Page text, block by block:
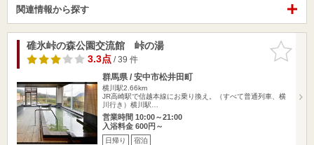
関連情報から探す
お気に入
りに追加
碓氷峠の森公園交流館 峠の湯
3.3点/ 39 件
群馬県 / 安中市松井田町
横川駅2.66km
JR高崎駅で信越本線にお乗り換え。（すべて普通列車、横
川行き）横川駅…
営業時間 10:00～21:00
入浴料金 600円～
日帰り 宿泊